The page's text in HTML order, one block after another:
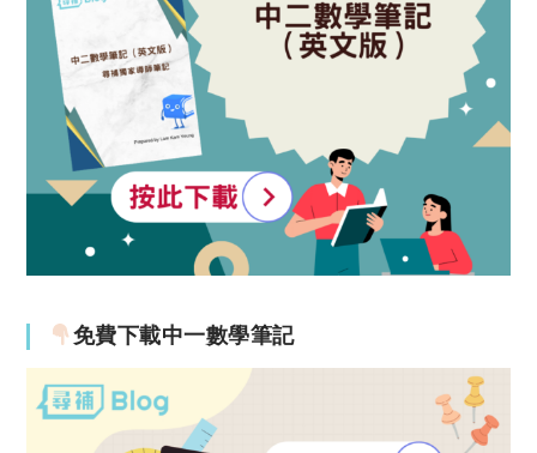
免費下載中一數學筆記